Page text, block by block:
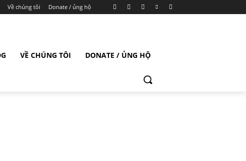
Về chúng tôi Donate / ủng hộ
VỀ CHÚNG TÔI DONATE / ỦNG HỘ